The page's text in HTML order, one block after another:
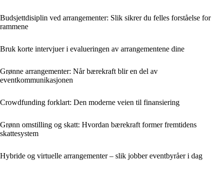
Budsjettdisiplin ved arrangementer: Slik sikrer du felles forståelse for
rammene
Bruk korte intervjuer i evalueringen av arrangementene dine
Grønne arrangementer: Når bærekraft blir en del av
eventkommunikasjonen
Crowdfunding forklart: Den moderne veien til finansiering
Grønn omstilling og skatt: Hvordan bærekraft former fremtidens
skattesystem
Hybride og virtuelle arrangementer – slik jobber eventbyråer i dag